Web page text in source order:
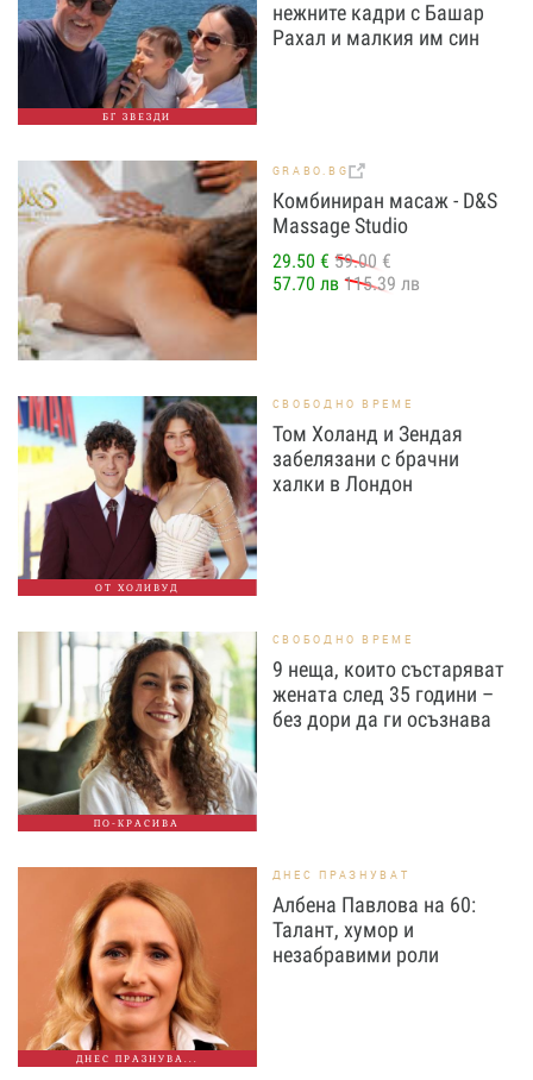
БГ ЗВЕЗДИ
нежните кадри с Башар
Рахал и малкия им син
GRABO.BG
Комбиниран масаж - D&S
Massage Studio
29.50 € 59.00 €
57.70 лв 115.39 лв
ОТ ХОЛИВУД
СВОБОДНО ВРЕМЕ
Том Холанд и Зендая
забелязани с брачни
халки в Лондон
ПО-КРАСИВА
СВОБОДНО ВРЕМЕ
9 неща, които състаряват
жената след 35 години –
без дори да ги осъзнава
ДНЕС ПРАЗНУВА...
ДНЕС ПРАЗНУВАТ
Албена Павлова на 60:
Талант, хумор и
незабравими роли